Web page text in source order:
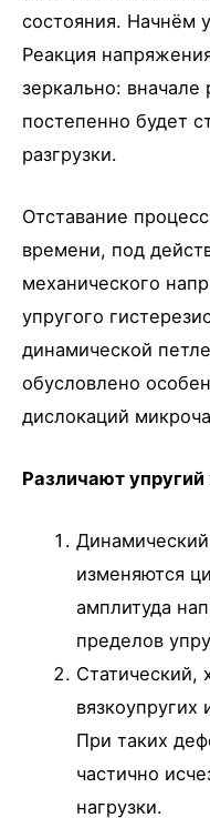
состояния. Начнём
Реакция
зеркально: вначале
постепенно будет
разгрузки.
Отставание
времени, под
механического
упругого
динамической
обусловлено
дислокаций
Различают упругий
изменяются
амплитуда
пределов
Статический,
При таких
частично
нагрузки.